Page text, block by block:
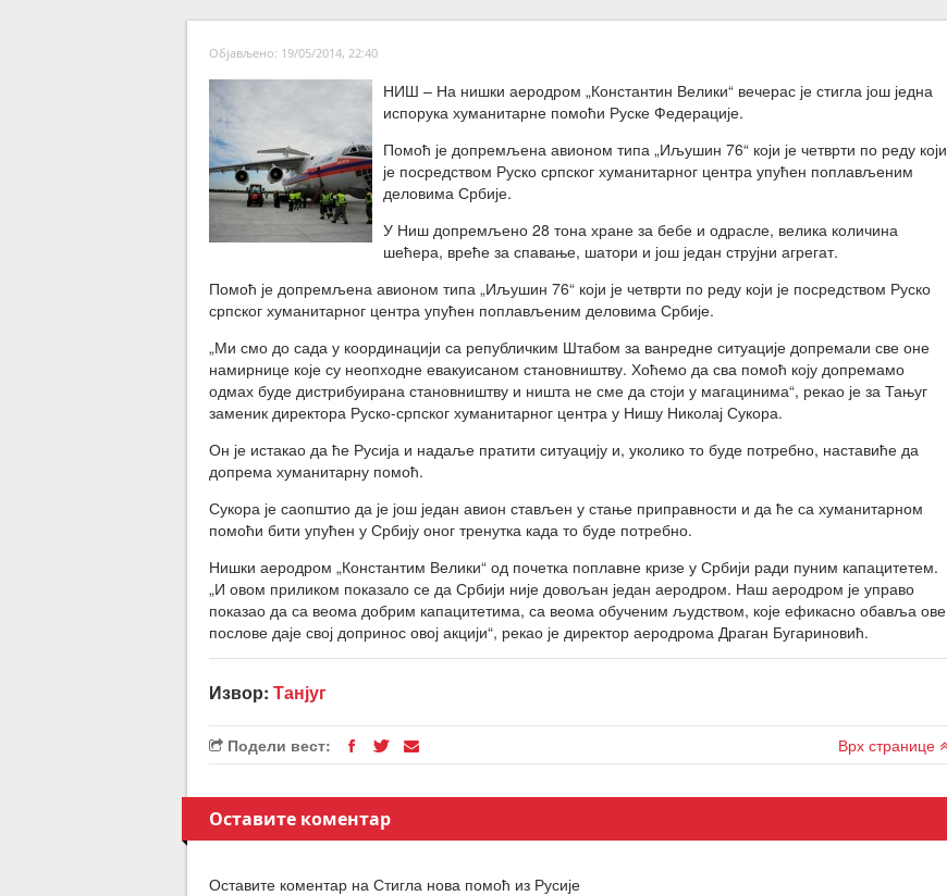
Објављено: 19/05/2014, 22:40
НИШ – На нишки аеродром „Константин Велики“ вечерас је стигла још једна
испорука хуманитарне помоћи Руске Федерације.
Помоћ је допремљена авионом типа „Иљушин 76“ који је четврти по реду који
је посредством Руско српског хуманитарног центра упућен поплављеним
деловима Србије.
У Ниш допремљено 28 тона хране за бебе и одрасле, велика количина
шећера, вреће за спавање, шатори и још један струјни агрегат.
Помоћ је допремљена авионом типа „Иљушин 76“ који је четврти по реду који је посредством Руско
српског хуманитарног центра упућен поплављеним деловима Србије.
„Ми смо до сада у координацији са републичким Штабом за ванредне ситуације допремали све оне
намирнице које су неопходне евакуисаном становништву. Хоћемо да сва помоћ коју допремамо
одмах буде дистрибуирана становништву и ништа не сме да стоји у магацинима“, рекао је за Тањуг
заменик директора Руско-српског хуманитарног центра у Нишу Николај Сукора.
Он је истакао да ће Русија и надаље пратити ситуацију и, уколико то буде потребно, наставиће да
допрема хуманитарну помоћ.
Сукора је саопштио да је још један авион стављен у стање приправности и да ће са хуманитарном
помоћи бити упућен у Србију оног тренутка када то буде потребно.
Нишки аеродром „Константим Велики“ од почетка поплавне кризе у Србији ради пуним капацитетем.
„И овом приликом показало се да Србији није довољан један аеродром. Наш аеродром је управо
показао да са веома добрим капацитетима, са веома обученим људством, које ефикасно обавља ове
послове даје свој допринос овој акцији“, рекао је директор аеродрома Драган Бугариновић.
Извор: Танјуг
Подели вест: Врх странице
Оставите коментар
Оставите коментар на Стигла нова помоћ из Русије